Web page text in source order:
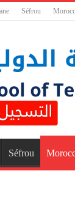
Séfrou
Séfrou